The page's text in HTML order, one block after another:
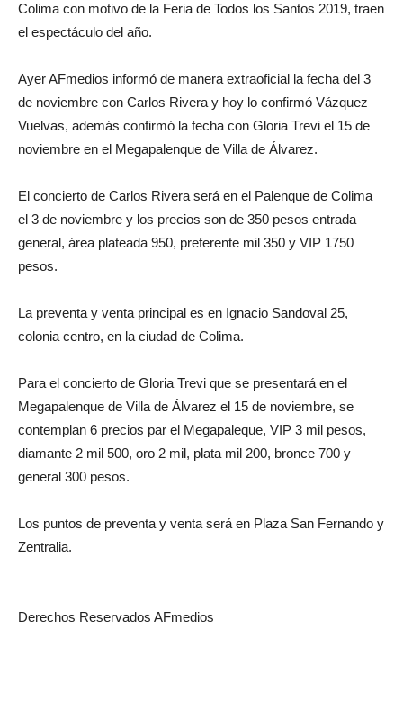
Colima con motivo de la Feria de Todos los Santos 2019, traen
el espectáculo del año.
Ayer AFmedios informó de manera extraoficial la fecha del 3
de noviembre con Carlos Rivera y hoy lo confirmó Vázquez
Vuelvas, además confirmó la fecha con Gloria Trevi el 15 de
noviembre en el Megapalenque de Villa de Álvarez.
El concierto de Carlos Rivera será en el Palenque de Colima
el 3 de noviembre y los precios son de 350 pesos entrada
general, área plateada 950, preferente mil 350 y VIP 1750
pesos.
La preventa y venta principal es en Ignacio Sandoval 25,
colonia centro, en la ciudad de Colima.
Para el concierto de Gloria Trevi que se presentará en el
Megapalenque de Villa de Álvarez el 15 de noviembre, se
contemplan 6 precios par el Megapaleque, VIP 3 mil pesos,
diamante 2 mil 500, oro 2 mil, plata mil 200, bronce 700 y
general 300 pesos.
Los puntos de preventa y venta será en Plaza San Fernando y
Zentralia.
Derechos Reservados AFmedios